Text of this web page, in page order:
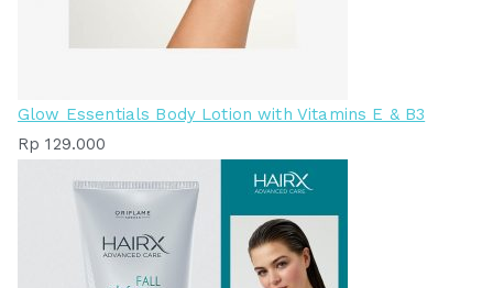
Glow Essentials Body Lotion with Vitamins E & B3
Rp 129.000